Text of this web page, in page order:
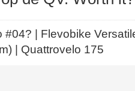
#04? | Flevobike
| Quattrovelo 175